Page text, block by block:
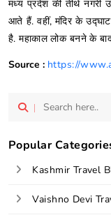
मध्य प्रदेश की तीर्थ
आते हैं. वहीं, मंदिर के
है. महाकाल लोक बनने के
Source : https://
Popular
Kashmir Travel
Vaishno Devi